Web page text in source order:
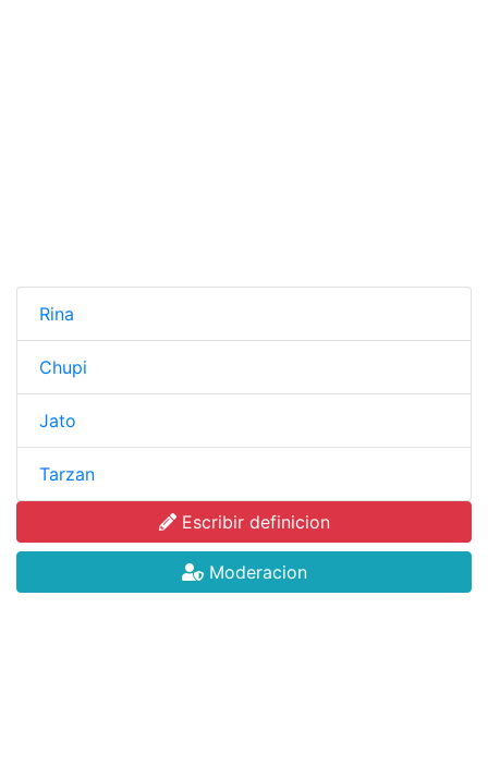
Rina
Chupi
Jato
Tarzan
Escribir definicion
Moderacion